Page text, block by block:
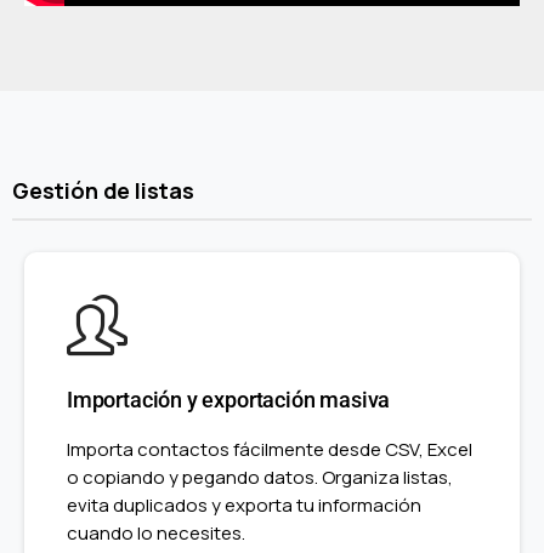
Gestión de listas
Importación y exportación masiva
Importa contactos fácilmente desde CSV, Excel
o copiando y pegando datos. Organiza listas,
evita duplicados y exporta tu información
cuando lo necesites.